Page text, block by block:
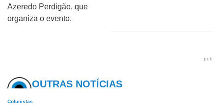
Azeredo Perdigão, que
organiza o evento.
pub
OUTRAS NOTÍCIAS
Colunistas